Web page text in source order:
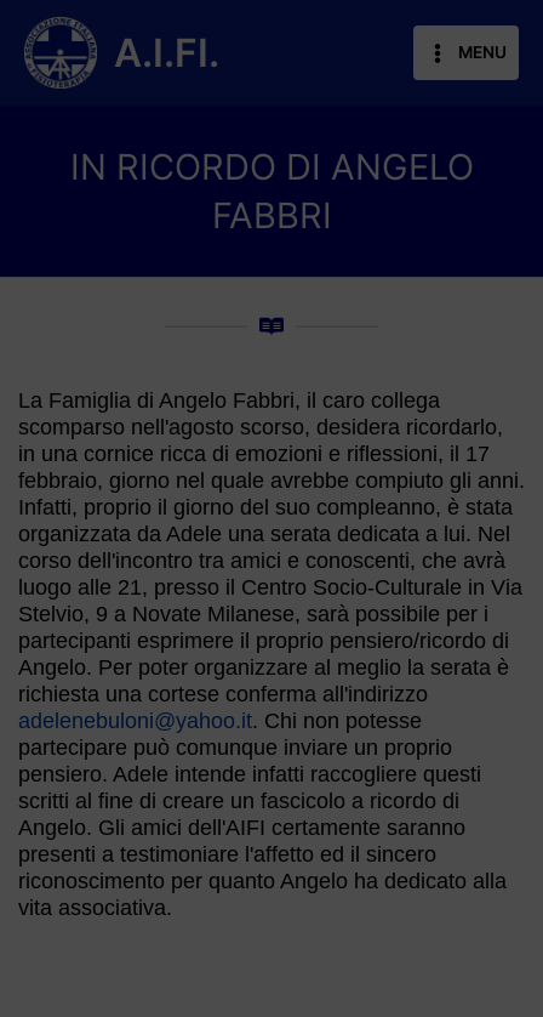
contenuto
A.I.FI. MENU
IN RICORDO DI ANGELO
FABBRI
La Famiglia di Angelo Fabbri, il caro collega
scomparso nell'agosto scorso, desidera ricordarlo,
in una cornice ricca di emozioni e riflessioni, il 17
febbraio, giorno nel quale avrebbe compiuto gli anni.
Infatti, proprio il giorno del suo compleanno, è stata
organizzata da Adele una serata dedicata a lui. Nel
corso dell'incontro tra amici e conoscenti, che avrà
luogo alle 21, presso il Centro Socio-Culturale in Via
Stelvio, 9 a Novate Milanese, sarà possibile per i
partecipanti esprimere il proprio pensiero/ricordo di
Angelo. Per poter organizzare al meglio la serata è
richiesta una cortese conferma all'indirizzo
adelenebuloni@yahoo.it. Chi non potesse
partecipare può comunque inviare un proprio
pensiero. Adele intende infatti raccogliere questi
scritti al fine di creare un fascicolo a ricordo di
Angelo. Gli amici dell'AIFI certamente saranno
presenti a testimoniare l'affetto ed il sincero
riconoscimento per quanto Angelo ha dedicato alla
vita associativa.